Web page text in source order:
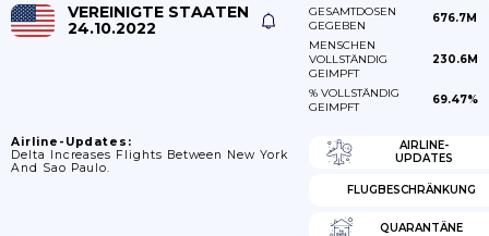
VEREINIGTE STAATEN
24.10.2022
GESAMTDOSEN
GEGEBEN
676.7M
MENSCHEN
VOLLSTÄNDIG
GEIMPFT
230.6M
% VOLLSTÄNDIG
GEIMPFT
69.47%
Airline-Updates:
Delta Increases Flights Between New York
And Sao Paulo.
AIRLINE-
UPDATES
FLUGBESCHRÄNKUNG
QUARANTÄNE